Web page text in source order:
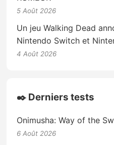
5 Août 2026
Un jeu Walking Dead
Nintendo Switch et
4 Août 2026
✒️ Derniers tests
Onimusha: Way of the
6 Août 2026